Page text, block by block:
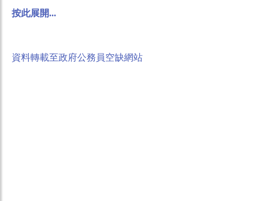
按此展開...
資料轉載至政府公務員空缺網站